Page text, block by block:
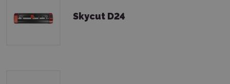
Skycut D24